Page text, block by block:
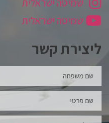
שמיטה ישראלית
ליצירת קשר